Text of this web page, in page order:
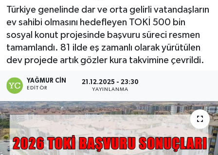
Türkiye genelinde dar ve orta gelirli vatandaşların
ev sahibi olmasını hedefleyen TOKİ 500 bin
sosyal konut projesinde başvuru süreci resmen
tamamlandı. 81 ilde eş zamanlı olarak yürütülen
dev projede artık gözler kura takvimine çevrildi.
YAĞMUR CIN
EDITÖR
21.12.2025 - 23:30
YAYINLANMA
Gündem
Spor
Siyaset
Teknoloji
Kültür Sanat
Muş
Son Dakika Haberleri
Haber Arşivi